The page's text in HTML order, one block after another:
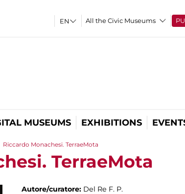
All the Civic Museums
MUSEUMS EXHIBITIONS
Riccardo Monachesi. TerraeMota
TerraeMota
Autore/curatore: Del Re F. P.